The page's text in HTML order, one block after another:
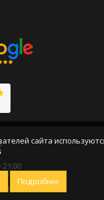
21:00
сайта
Подробнее